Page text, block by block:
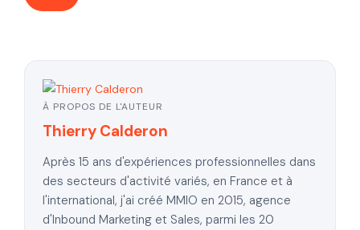
À PROPOS DE L'AUTEUR
Thierry Calderon
Après 15 ans d'expériences professionnelles dans
des secteurs d'activité variés, en France et à
l'international, j'ai créé MMIO en 2015, agence
d'Inbound Marketing et Sales, parmi les 20